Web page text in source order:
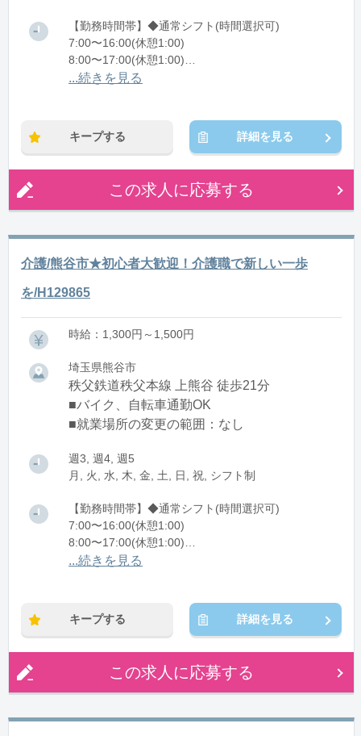
【勤務時間帯】◆通常シフト(時間選択可)
7:00〜16:00(休憩1:00)
8:00〜17:00(休憩1:00)
12:00〜21:00(休憩1:00)
...続きを見る
キープする 詳細を見る
この求人に応募する
介護/熊谷市★初心者大歓迎！介護職で新しい一歩
を/H129865
時給：1,300円～1,500円
埼玉県熊谷市
秩父鉄道秩父本線 上熊谷 徒歩21分
■バイク、自転車通勤OK
■就業場所の変更の範囲：なし
週3, 週4, 週5
月, 火, 水, 木, 金, 土, 日, 祝, シフト制
【勤務時間帯】◆通常シフト(時間選択可)
7:00〜16:00(休憩1:00)
8:00〜17:00(休憩1:00)
12:00〜21:00(休憩1:00)
...続きを見る
キープする 詳細を見る
この求人に応募する